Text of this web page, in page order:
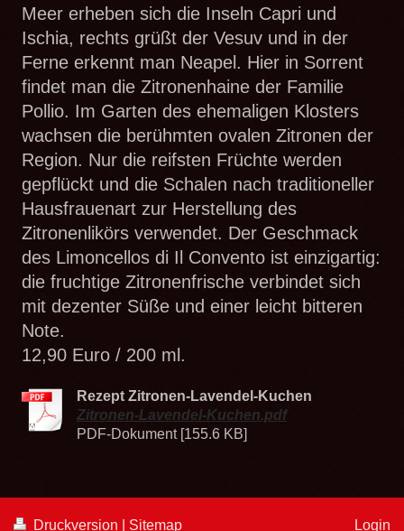
Meer erheben sich die Inseln Capri und
Ischia, rechts grüßt der Vesuv und in der
Ferne erkennt man Neapel. Hier in Sorrent
findet man die Zitronenhaine der Familie
Pollio. Im Garten des ehemaligen Klosters
wachsen die berühmten ovalen Zitronen der
Region. Nur die reifsten Früchte werden
gepflückt und die Schalen nach traditioneller
Hausfrauenart zur Herstellung des
Zitronenlikörs verwendet. Der Geschmack
des Limoncellos di Il Convento ist einzigartig:
die fruchtige Zitronenfrische verbindet sich
mit dezenter Süße und einer leicht bitteren
Note.
12,90 Euro / 200 ml.
Rezept Zitronen-Lavendel-Kuchen
Zitronen-Lavendel-Kuchen.pdf
PDF-Dokument [155.6 KB]
Druckversion Sitemap Login